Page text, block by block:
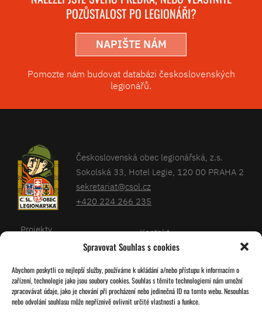
Spravovat Souhlas s cookies
Abychom poskytli co nejlepší služby, používáme k ukládání a/nebo přístupu k informacím o
zařízení, technologie jako jsou soubory cookies. Souhlas s těmito technologiemi nám umožní
zpracovávat údaje, jako je chování při procházení nebo jedinečná ID na tomto webu. Nesouhlas
nebo odvolání souhlasu může nepříznivě ovlivnit určité vlastnosti a funkce.
POZŮSTALOST PO LEGIONÁŘI?
NAPIŠTE NÁM
Pomozte nám budovat databázi československých
legionářů.
Československá obec legionářská, z.s.
Sokolská 33, Hotel Legie, 120 00 PRAHA 2
sekretariat@csol.cz
+420 224 266 235
Projekty
Kalendář
O nás
Kontakt
Databáze legionářů
Pro členy
Zásady cookies